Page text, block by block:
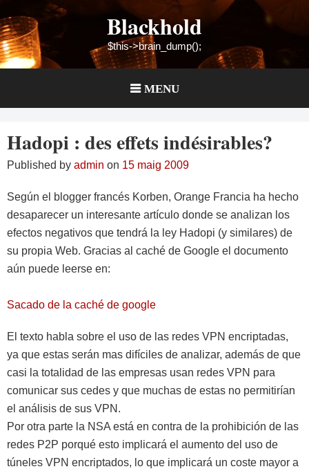
to
content
Blackhold
$this->brain_dump();
MENU
Hadopi : des effets indésirables?
Published by admin on 15 maig 2009
Según el blogger francés Korben, Orange Francia ha hecho
desaparecer un interesante artículo donde se analizan los
efectos negativos que tendrá la ley Hadopi (y similares) de
su propia Web. Gracias al caché de Google el documento
aún puede leerse en:
Sacado de la caché de google
El texto habla sobre el uso de las redes VPN encriptadas,
ya que estas serán mas difíciles de analizar, además de que
casi la totalidad de las empresas usan redes VPN para
comunicar sus cedes y que muchas de estas no permitirían
el análisis de sus VPN.
Por otra parte la NSA está en contra de la prohibición de las
redes P2P porqué esto implicará el aumento del uso de
túneles VPN encriptados, lo que implicará un coste mayor a